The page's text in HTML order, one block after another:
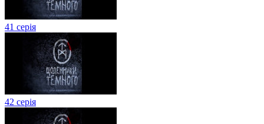
41 серія
42 серія